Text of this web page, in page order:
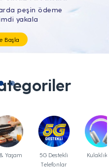
Tam'da
Yaşam
5G Destekli
Telefonlar